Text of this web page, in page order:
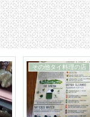
タイ暮らしのビザ